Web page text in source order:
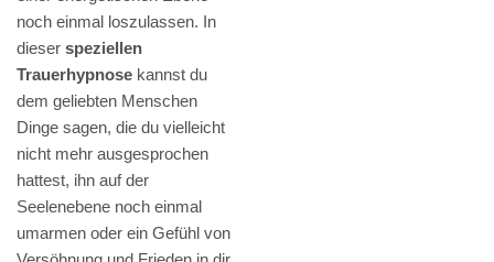
noch einmal loszulassen. In
dieser speziellen
Trauerhypnose kannst du
dem geliebten Menschen
Dinge sagen, die du vielleicht
nicht mehr ausgesprochen
hattest, ihn auf der
Seelenebene noch einmal
umarmen oder ein Gefühl von